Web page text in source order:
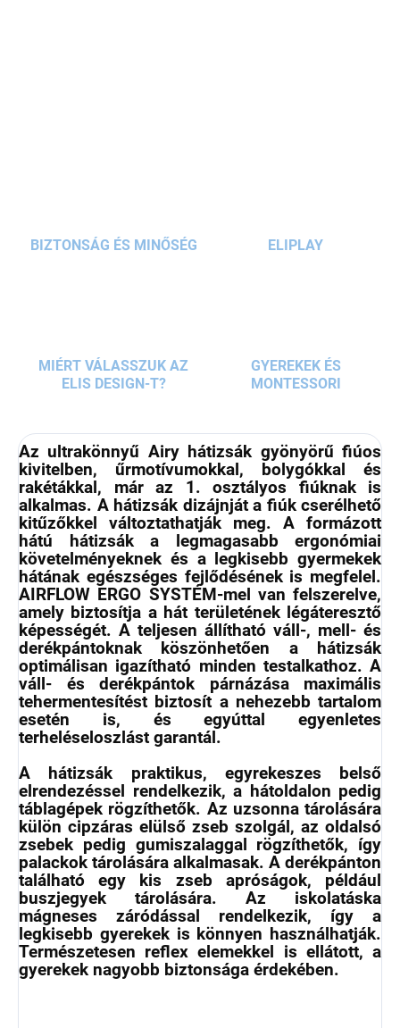
BIZTONSÁG ÉS MINŐSÉG ELIPLAY
MIÉRT VÁLASSZUK AZ
ELIS DESIGN-T?
GYEREKEK ÉS
MONTESSORI
Az ultrakönnyű Airy hátizsák gyönyörű fiúos
kivitelben, űrmotívumokkal, bolygókkal és
rakétákkal, már az 1. osztályos fiúknak is
alkalmas. A hátizsák dizájnját a fiúk cserélhető
kitűzőkkel változtathatják meg. A formázott
hátú hátizsák a legmagasabb ergonómiai
követelményeknek és a legkisebb gyermekek
hátának egészséges fejlődésének is megfelel.
AIRFLOW ERGO SYSTÉM-mel van felszerelve,
amely biztosítja a hát területének légáteresztő
képességét. A teljesen állítható váll-, mell- és
derékpántoknak köszönhetően a hátizsák
optimálisan igazítható minden testalkathoz. A
váll- és derékpántok párnázása maximális
tehermentesítést biztosít a nehezebb tartalom
esetén is, és egyúttal egyenletes
terheléseloszlást garantál.
A hátizsák praktikus, egyrekeszes belső
elrendezéssel rendelkezik, a hátoldalon pedig
táblagépek rögzíthetők. Az uzsonna tárolására
külön cipzáras elülső zseb szolgál, az oldalsó
zsebek pedig gumiszalaggal rögzíthetők, így
palackok tárolására alkalmasak. A derékpánton
található egy kis zseb apróságok, például
buszjegyek tárolására. Az iskolatáska
mágneses záródással rendelkezik, így a
legkisebb gyerekek is könnyen használhatják.
Természetesen reflex elemekkel is ellátott, a
gyerekek nagyobb biztonsága érdekében.